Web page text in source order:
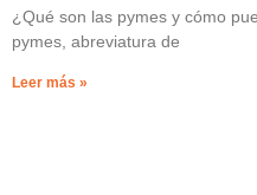
¿Qué son las pymes y cómo
pymes, abreviatura de
Leer más »